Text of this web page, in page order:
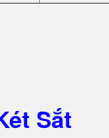
Sắt